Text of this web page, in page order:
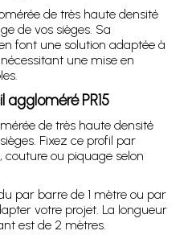
de très haute densité
de vos sièges. Sa
font une solution adaptée à
une mise en
PR15
de très haute densité
Fixez ce profil par
couture ou piquage selon
par barre de 1 mètre ou par
votre projet. La longueur
est de 2 mètres.